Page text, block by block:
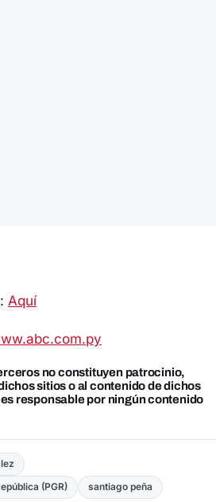
Aquí
no constituyen patrocinio,
sitios o al contenido de dichos
responsable por ningún contenido
(PGR)
santiago peña